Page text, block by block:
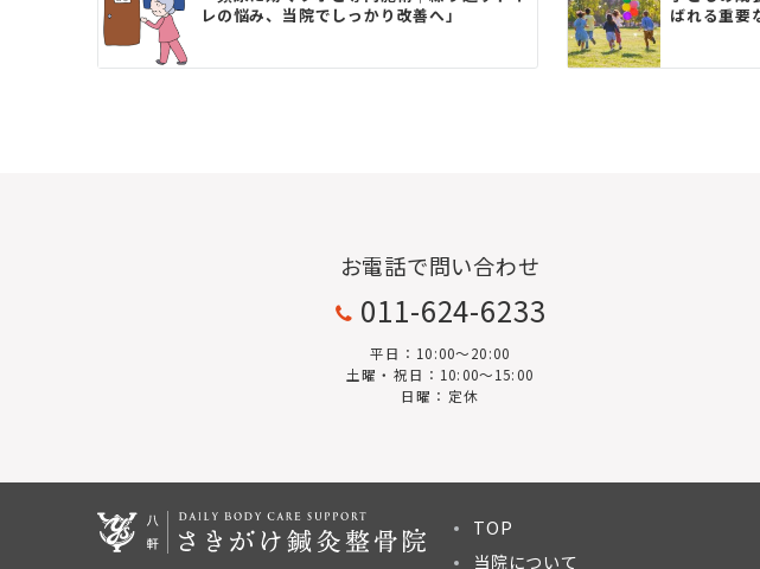
レの悩み、当院でしっかり改善へ」
ばれる重要
お電話で問い合わせ
011-624-6233
平日：10:00〜20:00
土曜・祝日：10:00～15:00
日曜：定休
TOP
当院について